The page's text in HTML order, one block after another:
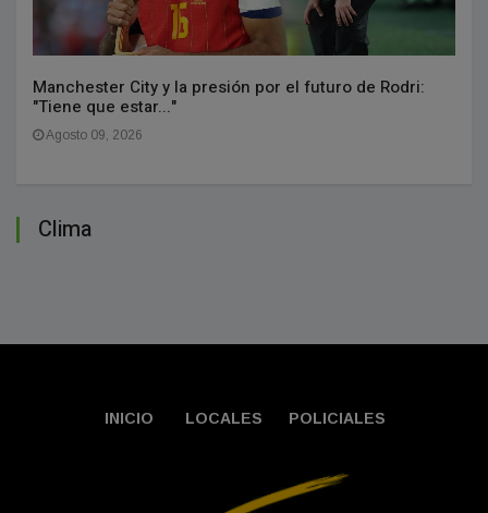
Manchester City y la presión por el futuro de Rodri:
"Tiene que estar..."
Agosto 09, 2026
Clima
INICIO LOCALES POLICIALES